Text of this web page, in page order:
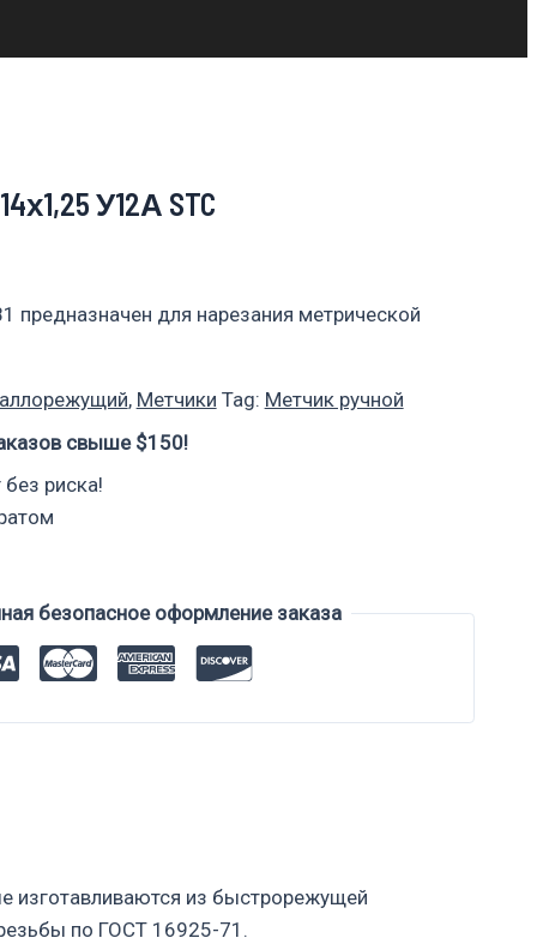
У12А STC
предназначен для нарезания метрической
, Метчики Tag: Метчик ручной
свыше $150!
без риска!
безопасное оформление заказа
изготавливаются из быстрорежущей
по ГОСТ 16925-71.